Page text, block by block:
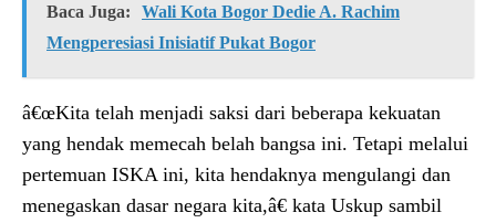
Baca Juga:
Wali Kota Bogor Dedie A. Rachim
Mengperesiasi Inisiatif Pukat Bogor
â€œKita telah menjadi saksi dari beberapa kekuatan
yang hendak memecah belah bangsa ini. Tetapi melalui
pertemuan ISKA ini, kita hendaknya mengulangi dan
menegaskan dasar negara kita,â€ kata Uskup sambil